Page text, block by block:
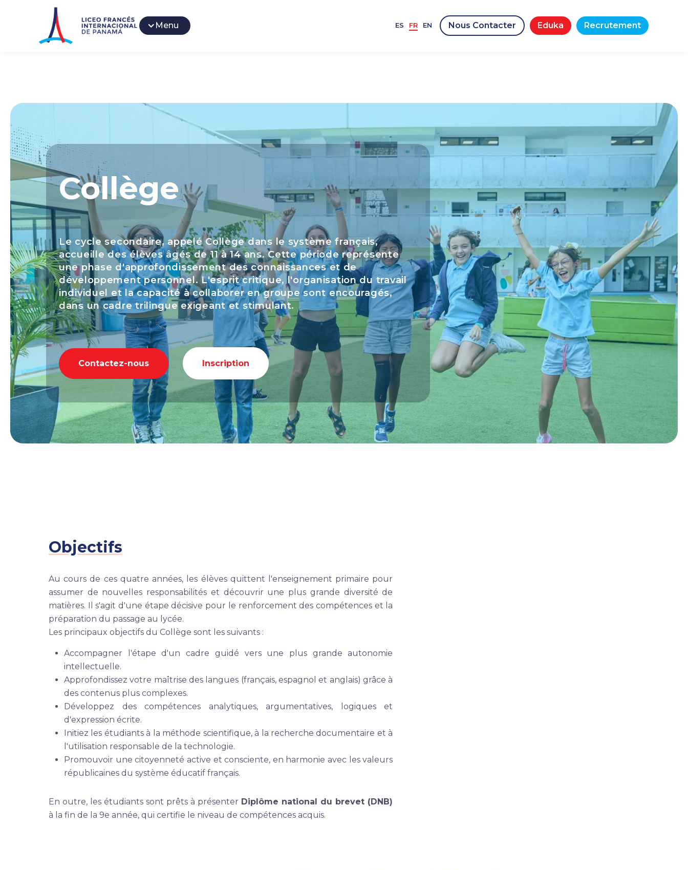
Menu ES FR EN Nous Contacter Eduka Recrutement
Collège
Le cycle secondaire, appelé Collège dans le système français,
accueille des élèves âgés de 11 à 14 ans. Cette période représente
une phase d'approfondissement des connaissances et de
développement personnel. L'esprit critique, l'organisation du travail
individuel et la capacité à collaborer en groupe sont encouragés,
dans un cadre trilingue exigeant et stimulant.
Contactez-nous Inscription
Objectifs
Au cours de ces quatre années, les élèves quittent l'enseignement primaire pour
assumer de nouvelles responsabilités et découvrir une plus grande diversité de
matières. Il s'agit d'une étape décisive pour le renforcement des compétences et la
préparation du passage au lycée.
Les principaux objectifs du Collège sont les suivants :
Accompagner l'étape d'un cadre guidé vers une plus grande autonomie
intellectuelle.
Approfondissez votre maîtrise des langues (français, espagnol et anglais) grâce à
des contenus plus complexes.
Développez des compétences analytiques, argumentatives, logiques et
d'expression écrite.
Initiez les étudiants à la méthode scientifique, à la recherche documentaire et à
l'utilisation responsable de la technologie.
Promouvoir une citoyenneté active et consciente, en harmonie avec les valeurs
républicaines du système éducatif français.
En outre, les étudiants sont prêts à présenter Diplôme national du brevet (DNB)
à la fin de la 9e année, qui certifie le niveau de compétences acquis.